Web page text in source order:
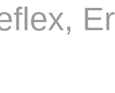
,